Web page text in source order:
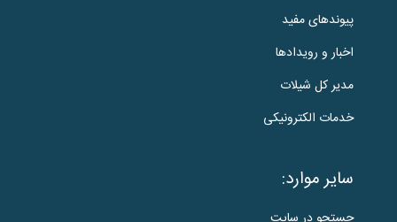
پیوندهای مفید
اخبار و رویدادها
مدیر کل شیلات
خدمات الکترونیکی
سایر موارد: